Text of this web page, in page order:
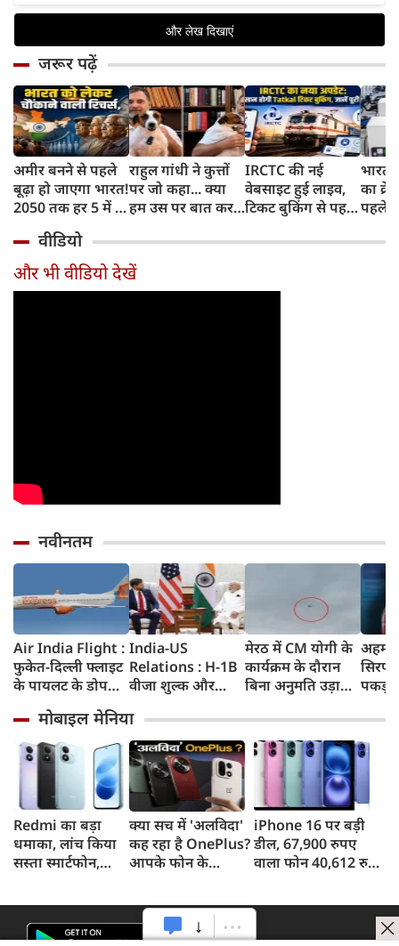
जरूर पढ़ें
अमीर बनने से पहले
बूढ़ा हो जाएगा भारत!
2050 तक हर 5 में 1
साल से ज्यादा उम्र का
राहुल गांधी ने कुत्तों
पर जो कहा... क्या
हम उस पर बात कर
IRCTC की नई
वेबसाइट हुई लाइव,
टिकट बुकिंग से पहले
काम, जानें पूरा
भारत
का
पहले
और
वीडियो
और भी वीडियो देखें
नवीनतम
Air India Flight :
फुकेत-दिल्ली फ्लाइट
के पायलट के डोप
कहा- रिपोर्ट नहीं
मिली, टिप्पणी की
स्थिति में नहीं
India-US
Relations : H-1B
वीजा शुल्क और
अलावा PM मोदी ने
अमेरिकी उपराष्ट्रपति
जेडी वेंस किन मुद्दों पर
की चर्चा
मेरठ में CM योगी के
कार्यक्रम के दौरान
बिना अनुमति उड़ाया
को किया गिरफ्तार
सिरप
पकड़ा
रुपए
जब्त
मोबाइल मेनिया
Redmi का बड़ा
धमाका, लांच किया
सस्ता स्मार्टफोन,
क्या सच में 'अलविदा'
कह रहा है OnePlus?
आपके फोन के
iPhone 16 पर बड़ी
डील, 67,900 रुपए
वाला फोन 40,612 रुपए